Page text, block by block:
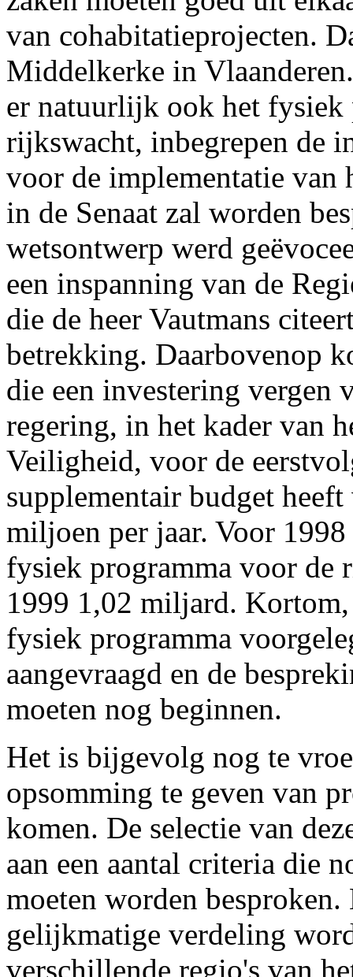
van cohabitatieprojecten.
Middelkerke in
er natuurlijk ook het fysiek
rijkswacht, inbegrepen de
voor de implementatie
in de Senaat zal worden
wetsontwerp werd
een inspanning van de
die de heer Vautmans
betrekking. Daarbovenop
die een investering vergen
regering, in het kader van
Veiligheid, voor de
supplementair budget
miljoen per jaar. Voor
fysiek programma voor de
1999 1,02 miljard.
fysiek programma
aangevraagd en de
moeten nog beginnen.
Het is bijgevolg nog te
opsomming te geven van
komen. De selectie van
aan een aantal criteria die
moeten worden
gelijkmatige verdeling
verschillende regio's van